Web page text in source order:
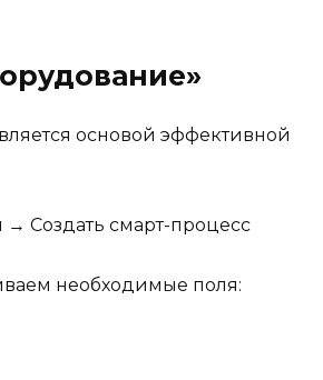
основой эффективной
Создать смарт-процесс
необходимые поля: